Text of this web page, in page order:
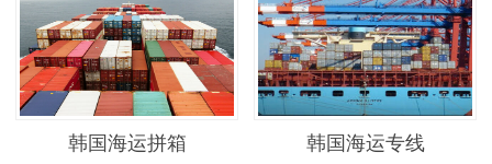
韩国海运拼箱 韩国海运专线